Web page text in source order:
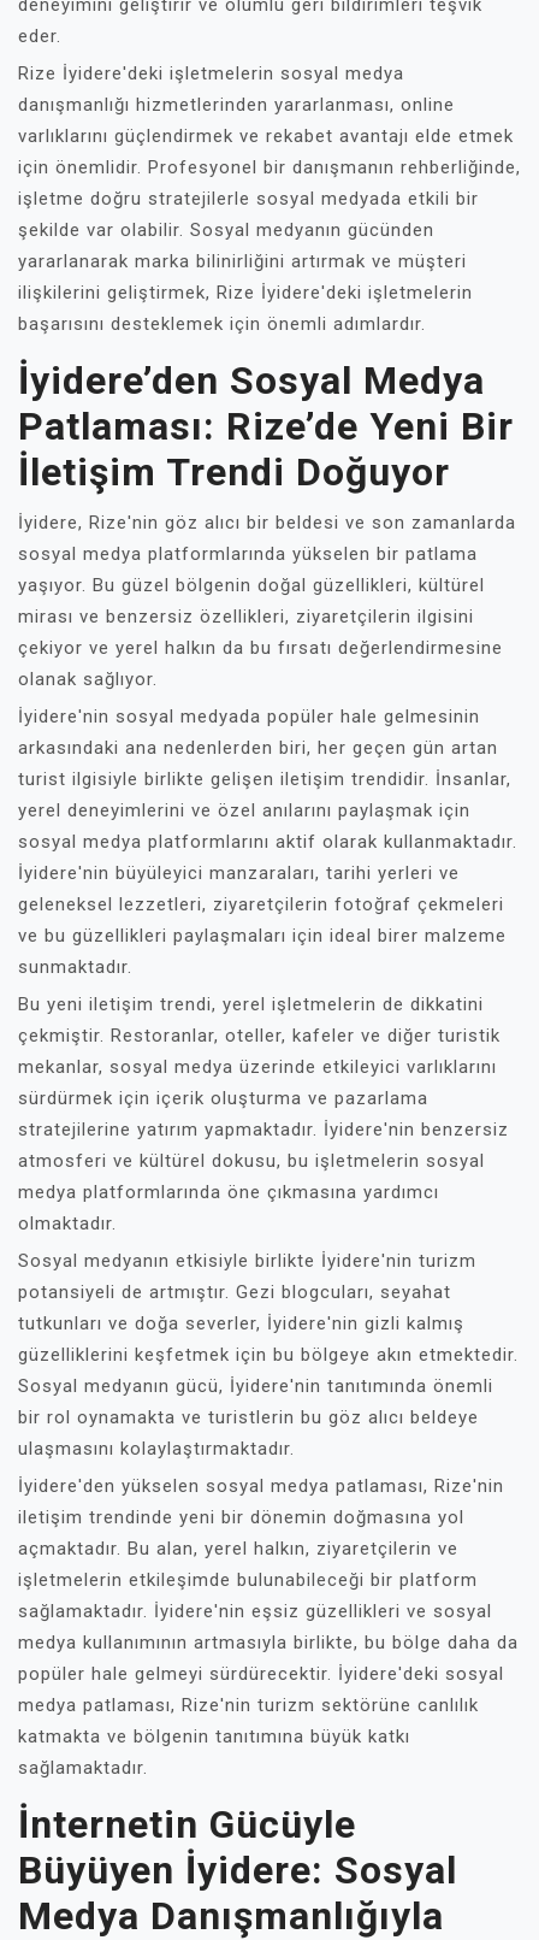
deneyimini geliştirir ve olumlu geri bildirimleri teşvik
eder.
Rize İyidere'deki işletmelerin sosyal medya
danışmanlığı hizmetlerinden yararlanması, online
varlıklarını güçlendirmek ve rekabet avantajı elde etmek
için önemlidir. Profesyonel bir danışmanın rehberliğinde,
işletme doğru stratejilerle sosyal medyada etkili bir
şekilde var olabilir. Sosyal medyanın gücünden
yararlanarak marka bilinirliğini artırmak ve müşteri
ilişkilerini geliştirmek, Rize İyidere'deki işletmelerin
başarısını desteklemek için önemli adımlardır.
İyidere’den Sosyal Medya
Patlaması: Rize’de Yeni Bir
İletişim Trendi Doğuyor
İyidere, Rize'nin göz alıcı bir beldesi ve son zamanlarda
sosyal medya platformlarında yükselen bir patlama
yaşıyor. Bu güzel bölgenin doğal güzellikleri, kültürel
mirası ve benzersiz özellikleri, ziyaretçilerin ilgisini
çekiyor ve yerel halkın da bu fırsatı değerlendirmesine
olanak sağlıyor.
İyidere'nin sosyal medyada popüler hale gelmesinin
arkasındaki ana nedenlerden biri, her geçen gün artan
turist ilgisiyle birlikte gelişen iletişim trendidir. İnsanlar,
yerel deneyimlerini ve özel anılarını paylaşmak için
sosyal medya platformlarını aktif olarak kullanmaktadır.
İyidere'nin büyüleyici manzaraları, tarihi yerleri ve
geleneksel lezzetleri, ziyaretçilerin fotoğraf çekmeleri
ve bu güzellikleri paylaşmaları için ideal birer malzeme
sunmaktadır.
Bu yeni iletişim trendi, yerel işletmelerin de dikkatini
çekmiştir. Restoranlar, oteller, kafeler ve diğer turistik
mekanlar, sosyal medya üzerinde etkileyici varlıklarını
sürdürmek için içerik oluşturma ve pazarlama
stratejilerine yatırım yapmaktadır. İyidere'nin benzersiz
atmosferi ve kültürel dokusu, bu işletmelerin sosyal
medya platformlarında öne çıkmasına yardımcı
olmaktadır.
Sosyal medyanın etkisiyle birlikte İyidere'nin turizm
potansiyeli de artmıştır. Gezi blogcuları, seyahat
tutkunları ve doğa severler, İyidere'nin gizli kalmış
güzelliklerini keşfetmek için bu bölgeye akın etmektedir.
Sosyal medyanın gücü, İyidere'nin tanıtımında önemli
bir rol oynamakta ve turistlerin bu göz alıcı beldeye
ulaşmasını kolaylaştırmaktadır.
İyidere'den yükselen sosyal medya patlaması, Rize'nin
iletişim trendinde yeni bir dönemin doğmasına yol
açmaktadır. Bu alan, yerel halkın, ziyaretçilerin ve
işletmelerin etkileşimde bulunabileceği bir platform
sağlamaktadır. İyidere'nin eşsiz güzellikleri ve sosyal
medya kullanımının artmasıyla birlikte, bu bölge daha da
popüler hale gelmeyi sürdürecektir. İyidere'deki sosyal
medya patlaması, Rize'nin turizm sektörüne canlılık
katmakta ve bölgenin tanıtımına büyük katkı
sağlamaktadır.
İnternetin Gücüyle
Büyüyen İyidere: Sosyal
Medya Danışmanlığıyla